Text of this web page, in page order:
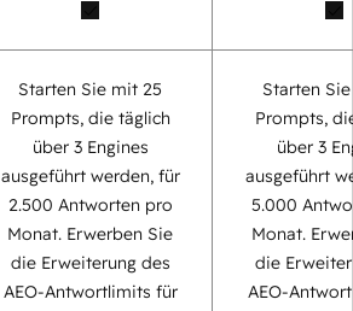
Starten Sie mit 25
Prompts, die täglich
über 3 Engines
ausgeführt werden, für
2.500 Antworten pro
Monat. Erwerben Sie
die Erweiterung des
AEO-Antwortlimits für
Starten
Prompts,
über 3
ausgeführt
5.000
Monat.
die
AEO-